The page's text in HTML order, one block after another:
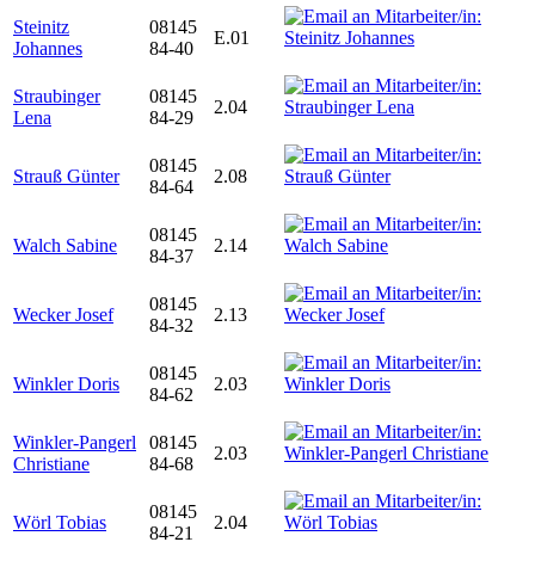
Steinitz
Johannes
08145
84-40
E.01
Straubinger
Lena
08145
84-29
2.04
Strauß Günter
08145
84-64
2.08
Walch Sabine
08145
84-37
2.14
Wecker Josef
08145
84-32
2.13
Winkler Doris
08145
84-62
2.03
Winkler-Pangerl
Christiane
08145
84-68
2.03
Wörl Tobias
08145
84-21
2.04